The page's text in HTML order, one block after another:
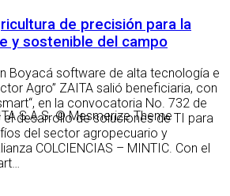
de precisión para la
y sostenible del campo
Boyacá software de alta tecnología e
Agro” ZAITA salió beneficiaria, con
en la convocatoria No. 732 de
el desarrollo de soluciones de TI para
del sector agropecuario y
COLCIENCIAS – MINTIC. Con el